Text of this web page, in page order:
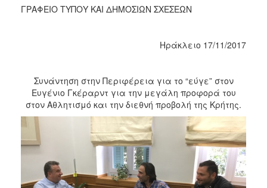
2019
2015
2012
2011
ΔΗΜΟΣ
ΓΡΑΦΕΙΟ ΤΥΠΟΥ ΚΑΙ ΔΗΜΟΣΙΩΝ ΣΧΕΣΕΩΝ
Ηράκλειο 17/11/2017
Συνάντηση στην Περιφέρεια για το “εύγε” στον
Ευγένιο Γκέραρντ για την μεγάλη προφορά του
στον Αθλητισμό και την διεθνή προβολή της Κρήτης.